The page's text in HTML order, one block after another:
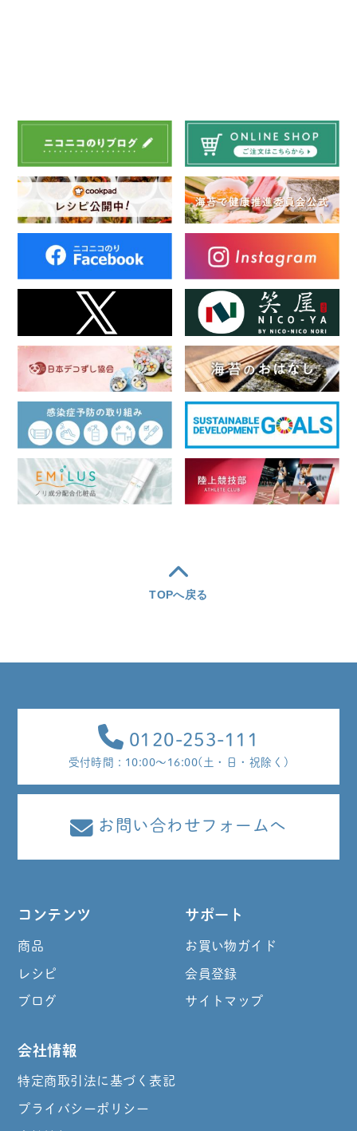
TOPへ戻る
0120-253-111
受付時間 : 10:00～16:00(土・日・祝除く)
お問い合わせフォームへ
コンテンツ
商品
レシピ
ブログ
サポート
お買い物ガイド
会員登録
サイトマップ
会社情報
特定商取引法に基づく表記
プライバシーポリシー